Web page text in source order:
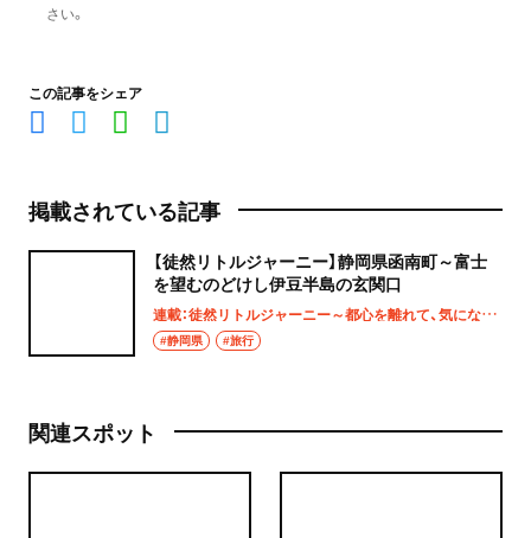
さい。
この記事をシェア
掲載されている記事
【徒然リトルジャーニー】静岡県函南町～富士
を望むのどけし伊豆半島の玄関口
連載：徒然リトルジャーニー～都心を離れて、気になる土地へ
#静岡県 #旅行
関連スポット